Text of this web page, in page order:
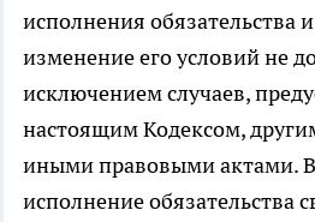
исполнения обязательства
изменение его условий не
исключением случаев,
настоящим Кодексом,
иными правовыми актами. В
исполнение обязательства